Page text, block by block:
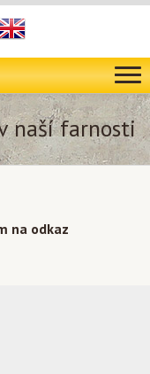
naší farnosti
na odkaz